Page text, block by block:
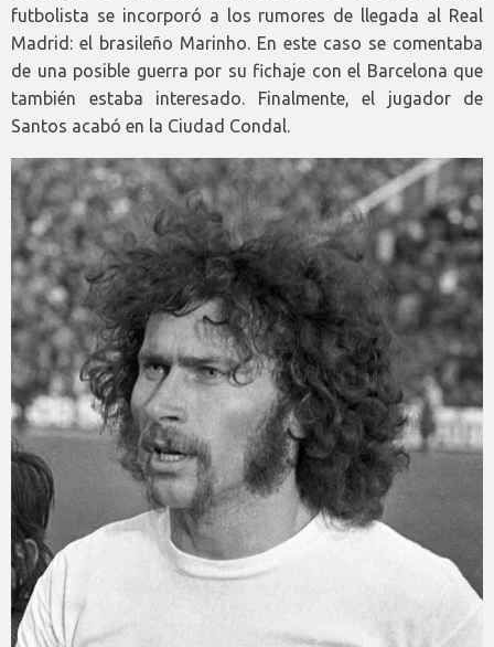
futbolista se incorporó a los rumores de llegada al Real
Madrid: el brasileño Marinho. En este caso se comentaba
de una posible guerra por su fichaje con el Barcelona que
también estaba interesado. Finalmente, el jugador de
Santos acabó en la Ciudad Condal.